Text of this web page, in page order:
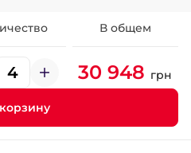
В общем
30 948 грн